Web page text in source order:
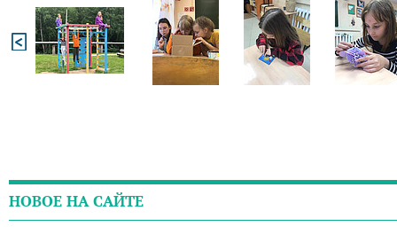
НОВОЕ НА САЙТЕ